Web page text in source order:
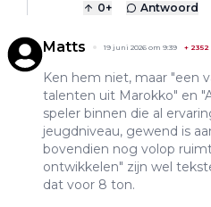
0+ Antwoord
Matts 19 juni 2026 om 9:39 + 2352
Ken hem niet, maar "een
talenten uit Marokko" en
speler binnen die al
jeugdniveau, gewend is
bovendien nog volop
ontwikkelen" zijn wel
dat voor 8 ton.